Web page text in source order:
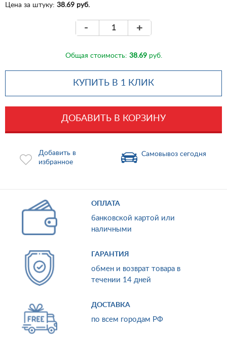
Цена за штуку: 38.69 руб.
- +
Общая стоимость: 38.69руб.
КУПИТЬ В 1 КЛИК
ДОБАВИТЬ В КОРЗИНУ
Добавить в
избранное
Самовывоз сегодня
ОПЛАТА
банковской картой или
наличными
ГАРАНТИЯ
обмен и возврат товара в
течении 14 дней
ДОСТАВКА
по всем городам РФ